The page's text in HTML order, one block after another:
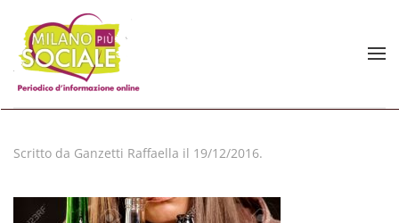
Skip to main content
Scritto da Ganzetti Raffaella il 19/12/2016.